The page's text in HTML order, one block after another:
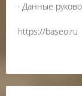
· Данные
https://baseo.ru